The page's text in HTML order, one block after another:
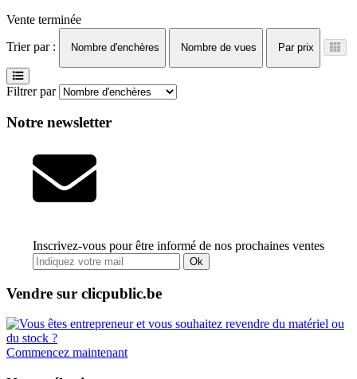
Vente terminée
Trier par :
Nombre d'enchères Nombre de vues Par prix
Filtrer par
Notre newsletter
Inscrivez-vous pour être informé de nos prochaines ventes
Ok
Vendre sur clicpublic.be
Commencez maintenant